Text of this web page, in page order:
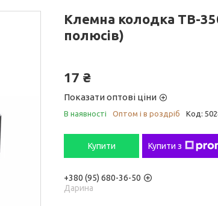
Клемна колодка ТВ-
полюсів)
17 ₴
Показати оптові ціни
В наявності Оптом і в роздріб Код:
Купити Купити з
+380 (95) 680-36-50
Дарина